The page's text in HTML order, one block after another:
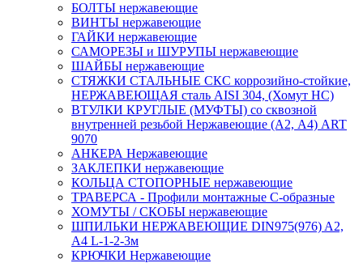
БОЛТЫ нержавеющие
ВИНТЫ нержавеющие
ГАЙКИ нержавеющие
САМОРЕЗЫ и ШУРУПЫ нержавеющие
ШАЙБЫ нержавеющие
СТЯЖКИ СТАЛЬНЫЕ СКС коррозийно-стойкие,
НЕРЖАВЕЮЩАЯ сталь AISI 304, (Хомут НС)
ВТУЛКИ КРУГЛЫЕ (МУФТЫ) со сквозной
внутренней резьбой Нержавеющие (А2, А4) ART
9070
АНКЕРА Нержавеющие
ЗАКЛЕПКИ нержавеющие
КОЛЬЦА СТОПОРНЫЕ нержавеющие
ТРАВЕРСА - Профили монтажные С-образные
ХОМУТЫ / СКОБЫ нержавеющие
ШПИЛЬКИ НЕРЖАВЕЮЩИЕ DIN975(976) A2,
А4 L-1-2-3м
КРЮЧКИ Нержавеющие